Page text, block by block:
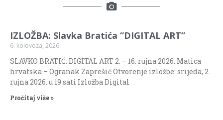
IZLOŽBA: Slavka Bratića “DIGITAL ART”
6. kolovoza, 2026.
SLAVKO BRATIĆ: DIGITAL ART 2. – 16. rujna 2026. Matica
hrvatska – Ogranak Zaprešić Otvorenje izložbe: srijeda, 2.
rujna 2026. u 19 sati Izložba Digital
Pročitaj više »